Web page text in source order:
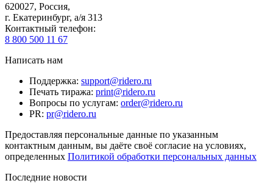
620027, Россия,
г. Екатеринбург, а/я 313
Контактный телефон:
8 800 500 11 67
Написать нам
Поддержка: support@ridero.ru
Печать тиража: print@ridero.ru
Вопросы по услугам: order@ridero.ru
PR: pr@ridero.ru
Предоставляя персональные данные по указанным
контактным данным, вы даёте своё согласие на условиях,
определенных Политикой обработки персональных данных
Последние новости